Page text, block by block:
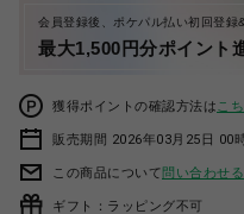
会員登録後、ポケパル払い初回登録
最大1,500円分ポイント
獲得ポイントの確認方法は こ
販売期間 2026年03月25日 00
この商品について問い合わせる
ギフト：ラッピング不可